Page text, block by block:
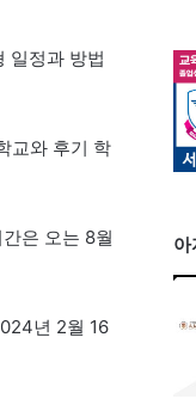
일정과 방법
교와 후기 학
은 오는 8월
년 2월 16